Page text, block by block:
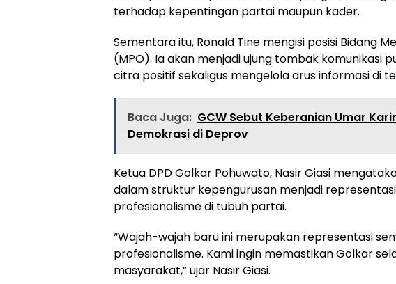
terhadap kepentingan partai maupun kader.
Sementara itu, Ronald Tine mengisi posisi Bidang
(MPO). Ia akan menjadi ujung tombak komunikasi
citra positif sekaligus mengelola arus informasi di
Baca Juga: GCW Sebut Keberanian Umar
Demokrasi di Deprov
Ketua DPD Golkar Pohuwato, Nasir Giasi
dalam struktur kepengurusan menjadi
profesionalisme di tubuh partai.
“Wajah-wajah baru ini merupakan representasi
profesionalisme. Kami ingin memastikan Golkar
masyarakat,” ujar Nasir Giasi.